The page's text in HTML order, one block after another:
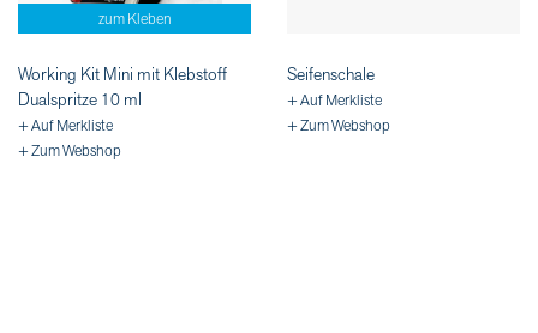
zum Kleben
Working Kit Mini mit Klebstoff
Dualspritze 10 ml
+ Auf Merkliste
+ Zum Webshop
Seifenschale
+ Auf Merkliste
+ Zum Webshop